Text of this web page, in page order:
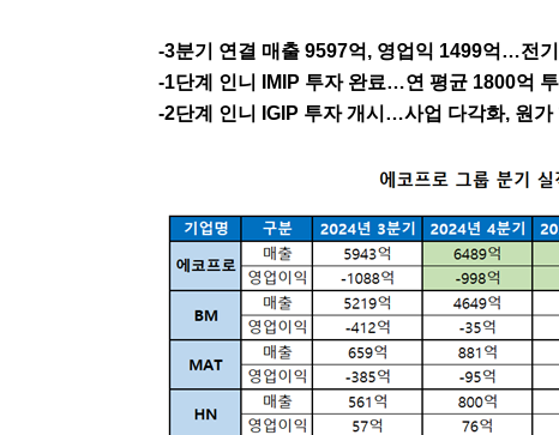
-3분기 연결 매출 9597억 , 영업익 1499억 …전기
-1단계 인니 IMIP 투자 완료…연 평균 1800억
-2단계 인니 IGIP 투자 개시 …사업 다각화, 원가